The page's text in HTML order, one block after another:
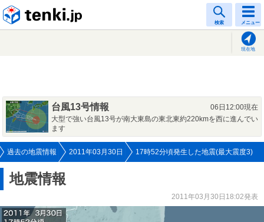
検索 メニュー
現在地
台風13号情報
06日12:00現在
大型で強い台風13号が南大東島の東北東約220kmを西に進んでい
ます
過去の地震情報 2011年03月30日 17時52分頃発生した地震(最大震度3)
地震情報
2011年03月30日18:02発表